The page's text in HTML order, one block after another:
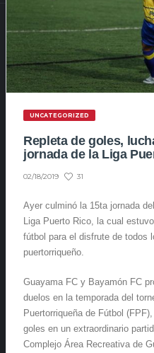
UNCATEGORIZED
Repleta de goles,
jornada de la Liga
02/18/2019 31
Ayer culminó la 15ta jornada
Liga Puerto Rico, la cual
fútbol para el disfrute de todos
puertorriqueño.
Guayama FC y Bayamón FC
duelos en la temporada del
Puertorriqueña de Fútbol
goles en un extraordinario
Complejo Área Recreativa de